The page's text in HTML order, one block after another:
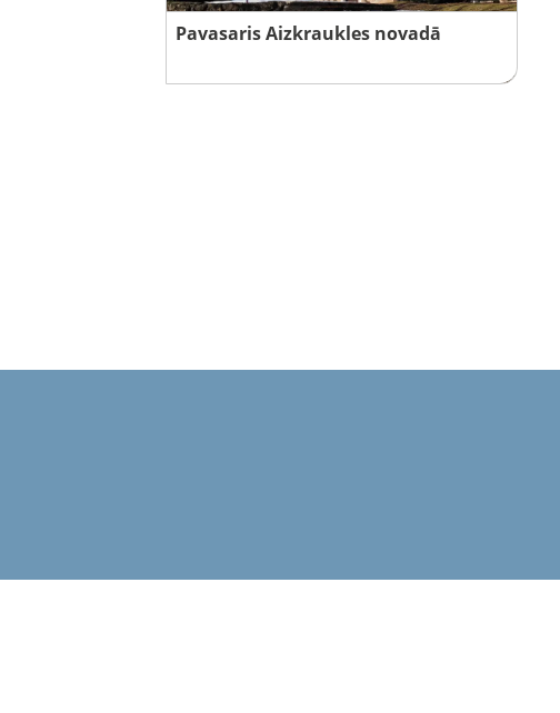
Pavasaris Aizkraukles novadā